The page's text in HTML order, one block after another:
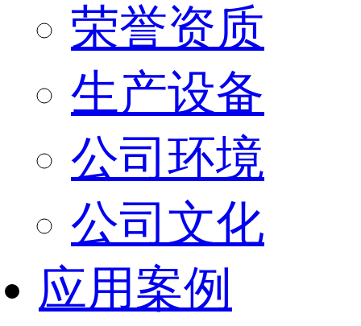
荣誉资质
生产设备
公司环境
公司文化
应用案例